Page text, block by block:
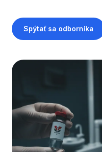
Spýtať sa odborníka